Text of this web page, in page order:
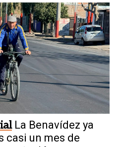
La Benavídez ya
casi un mes de